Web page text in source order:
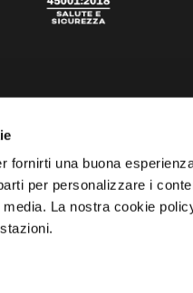
fornirti una buona
per personalizzare i
La nostra cookie